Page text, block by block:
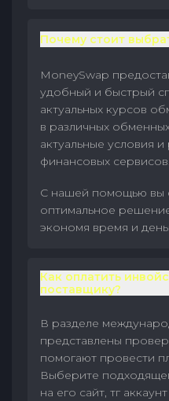
Почему стоит
MoneySwap
удобный и быстрый
актуальных курсов
в различных
актуальные условия
финансовых сервисов.
С нашей помощью вы
оптимальное
экономя время и
Как оплатить
поставщику?
В разделе
представлены
помогают провести
Выберите
на его сайт, тг